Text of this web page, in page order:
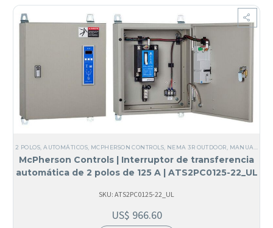
2 POLOS,AUTOMÁTICOS, MCPHERSON CONTROLS, NEMA 3R OUTDOOR, MANUALES
McPherson Controls | Interruptor de transferencia
automática de 2 polos de 125 A | ATS2PC0125-22_UL
SKU: ATS2PC0125-22_UL
US$ 966.60